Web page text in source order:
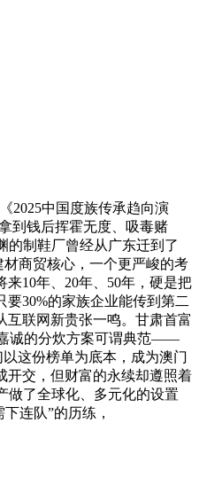
2025中国度族传承趋向演
到钱后挥霍无度、吸毒赌
的制鞋厂曾经从广东迁到了
商贸核心，一个更严峻的考
10年、20年、50年，硬是把
30%的家族企业能传到第二
互联网新贵张一鸣。甘肃首富
嘉诚的分炊方案可谓典范——
这份榜单为底本，成为澳门
开交，但财富的永续却遵照着
做了全球化、多元化的设置
连队”的历练，